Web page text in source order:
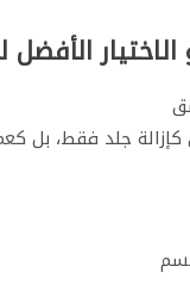
جلد فقط، بل